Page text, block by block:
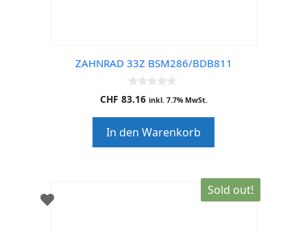
ZAHNRAD 33Z BSM286/BDB811
0
o
o
f
5
CHF 83.16 inkl. 7.7% MwSt.
In den Warenkorb
Sold out!